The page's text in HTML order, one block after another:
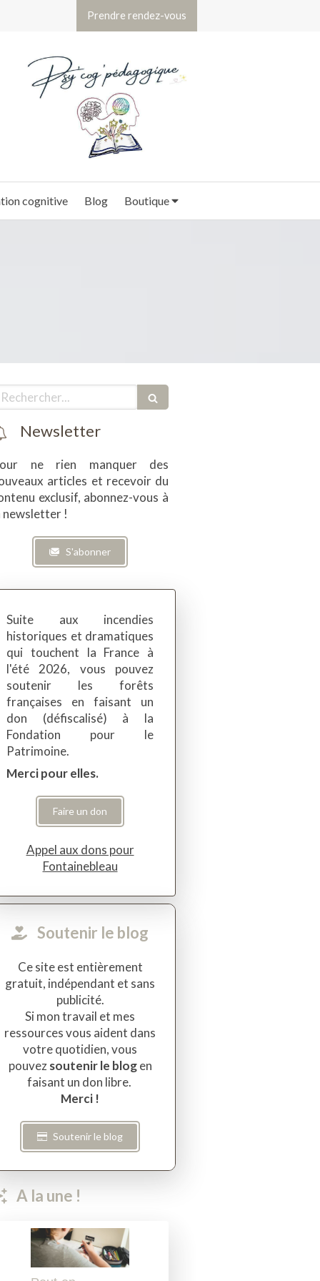
Prendre rendez-vous
cognitive Blog Boutique
Newsletter
ne rien manquer des
articles et recevoir du
exclusif, abonnez-vous à
newsletter !
S'abonner
Suite aux incendies
historiques et dramatiques
qui touchent la France à
l'été 2026, vous pouvez
soutenir les forêts
françaises en faisant un
don (défiscalisé) à la
Fondation pour le
Patrimoine.
Merci pour elles.
Faire un don
Appel aux dons pour
Fontainebleau
Soutenir le blog
Ce site est entièrement
gratuit, indépendant et sans
publicité.
Si mon travail et mes
ressources vous aident dans
votre quotidien, vous
pouvezsoutenir le blogen
faisant un don libre.
Merci !
Soutenir le blog
A la une !